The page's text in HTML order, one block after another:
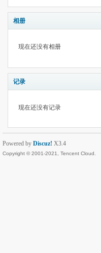
相册
现在还没有相册
记录
现在还没有记录
Powered by Discuz! X3.4
Copyright © 2001-2021, Tencent Cloud.